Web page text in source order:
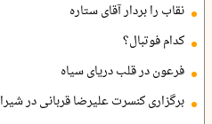
نقاب را بردار آقای ستاره
کدام فوتبال؟
فرعون در قلب دریای سیاه
برگزاری کنسرت علیرضا قربانی در